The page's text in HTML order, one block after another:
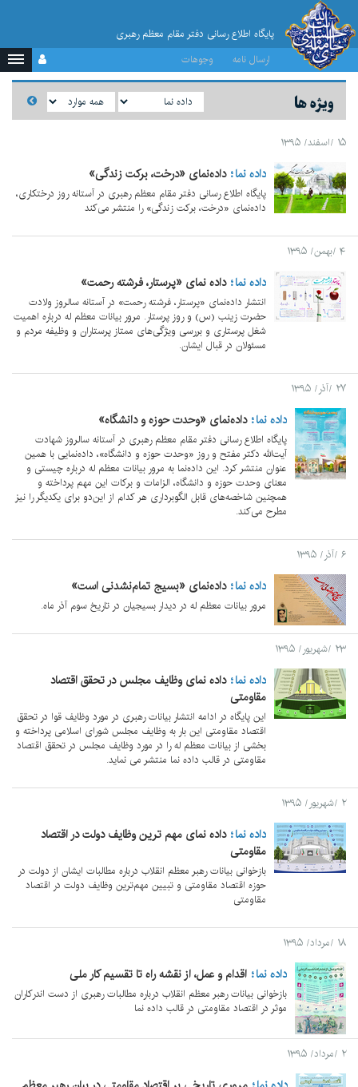
پایگاه اطلاع رسانی دفتر مقام معظم رهبری
ارسال نامه
وجوهات
ویژه ها
۱۵ /اسفند/ ۱۳۹۵
داده نما داده‌نمای «درخت، برکت زندگی»
پایگاه اطلاع رسانی دفتر مقام معظم رهبری در آستانه روز درختکاری،
داده‌نمای «درخت، برکت زندگی» را منتشر می‌کند
۴ /بهمن/ ۱۳۹۵
داده نما داده نمای «پرستار، فرشته رحمت»
انتشار داده‌نمای «پرستار، فرشته رحمت» در آستانه سالروز ولادت
حضرت زینب (س) و روز پرستار. مرور بیانات معظم له درباره اهمیت
شغل پرستاری و بررسی ویژگی‌های ممتاز پرستاران و وظیفه مردم و
مسئولان در قبال ایشان.
۲۷ /آذر/ ۱۳۹۵
داده نما داده‌نمای «وحدت حوزه و دانشگاه»
پایگاه اطلاع رسانی دفتر مقام معظم رهبری در آستانه سالروز شهادت
آیت‌الله دکتر مفتح و روز «وحدت حوزه و دانشگاه»، داده‌نمایی با همین
عنوان منتشر کرد. این داده‌نما به مرور بیانات معظم له درباره چیستی و
معنای وحدت حوزه و دانشگاه، الزامات و برکات این مهم پرداخته و
همچنین شاخصه‌های قابل الگوبرداری هر کدام از این‌دو برای یکدیگر را نیز
مطرح می‌کند.
۶ /آذر/ ۱۳۹۵
داده نما داده‌نمای «بسیج تمام‌نشدنی است»
مرور بیانات معظم له در دیدار بسیجیان در تاریخ سوم آذر ماه.
۲۳ /شهریور/ ۱۳۹۵
داده نما داده نمای ​وظایف مجلس در تحقق اقتصاد
مقاومتی
این پایگاه در ادامه انتشار بیانات رهبری در مورد وظایف قوا در تحقق
اقتصاد مقاومتی این بار به وظایف مجلس شورای اسلامی پرداخته و
بخشی از بیانات معظم له را در مورد وظایف مجلس در تحقق اقتصاد
مقاومتی در قالب داده نما منتشر می نماید.
۲ /شهریور/ ۱۳۹۵
داده نما داده نمای مهم ترین وظایف دولت در اقتصاد
مقاومتی
بازخوانی بیانات رهبر معظم انقلاب درباره مطالبات ایشان از دولت در
حوزه اقتصاد مقاومتی و تبیین مهم‌ترین وظایف دولت در اقتصاد
مقاومتی
۱۸ /مرداد/ ۱۳۹۵
داده نما اقدام و عمل، از نقشه راه تا تقسیم کار ملی
بازخوانی بیانات رهبر معظم انقلاب درباره مطالبات رهبری از دست اندرکاران
موثر در اقتصاد مقاومتی در قالب داده نما
۲ /مرداد/ ۱۳۹۵